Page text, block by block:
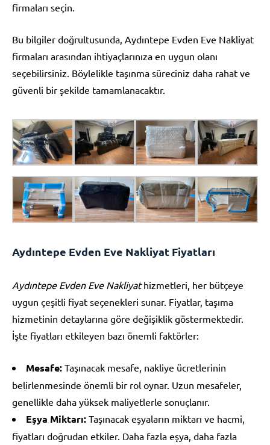
firmaları seçin.
Bu bilgiler doğrultusunda, Aydıntepe Evden Eve Nakliyat
firmaları arasından ihtiyaçlarınıza en uygun olanı
seçebilirsiniz. Böylelikle taşınma süreciniz daha rahat ve
güvenli bir şekilde tamamlanacaktır.
Aydıntepe Evden Eve Nakliyat Fiyatları
Aydıntepe Evden Eve Nakliyathizmetleri, her bütçeye
uygun çeşitli fiyat seçenekleri sunar. Fiyatlar, taşıma
hizmetinin detaylarına göre değişiklik göstermektedir.
İşte fiyatları etkileyen bazı önemli faktörler:
Mesafe: Taşınacak mesafe, nakliye ücretlerinin
belirlenmesinde önemli bir rol oynar. Uzun mesafeler,
genellikle daha yüksek maliyetlerle sonuçlanır.
Eşya Miktarı: Taşınacak eşyaların miktarı ve hacmi,
fiyatları doğrudan etkiler. Daha fazla eşya, daha fazla